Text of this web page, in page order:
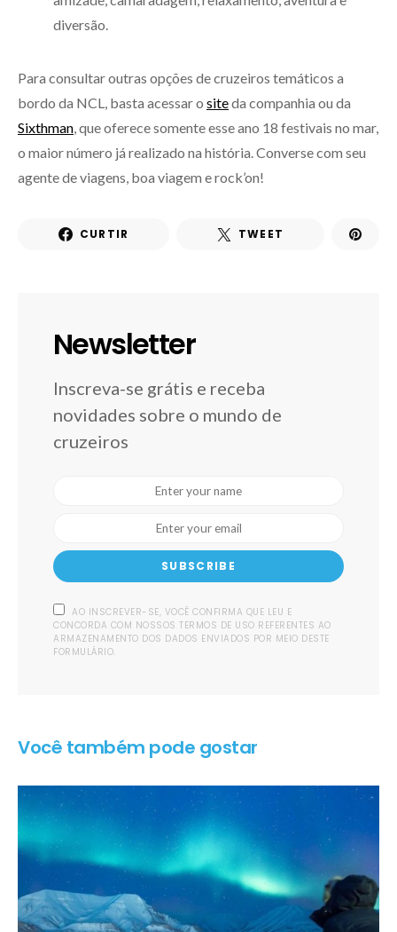
diversão.
Para consultar outras opções de cruzeiros temáticos a
bordo da NCL, basta acessar o siteda companhia ou da
Sixthman , que oferece somente esse ano 18 festivais no mar,
o maior número já realizado na história. Converse com seu
agente de viagens, boa viagem e rock’on!
CURTIR TWEET
Newsletter
Inscreva-se grátis e receba
novidades sobre o mundo de
cruzeiros
SUBSCRIBE
AO INSCREVER-SE, VOCÊ CONFIRMA QUE LEU E
CONCORDA COM NOSSOS TERMOS DE USO REFERENTES AO
ARMAZENAMENTO DOS DADOS ENVIADOS POR MEIO DESTE
FORMULÁRIO.
Você também pode gostar